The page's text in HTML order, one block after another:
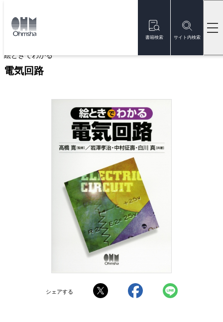
書籍検索 サイト内検索
トップ
絵ときでわかる
電気回路
シェアする